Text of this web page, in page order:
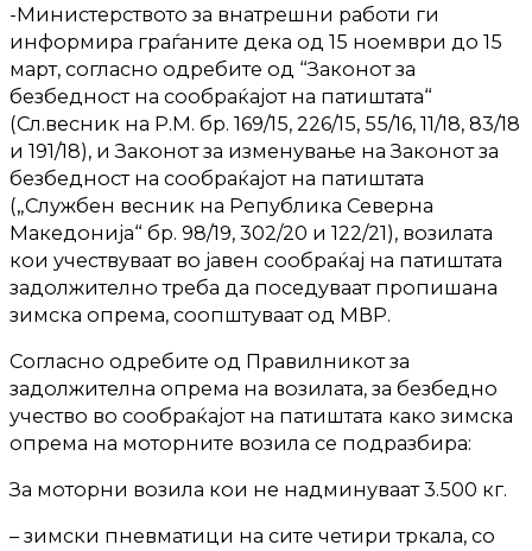
-Министерството за внатрешни работи ги
информира граѓаните дека од 15 ноември до 15
март, согласно одребите од “Законот за
безбедност на сообраќајот на патиштата“
(Сл.весник на Р.М. бр. 169/15, 226/15, 55/16, 11/18, 83/18
и 191/18), и Законот за изменување на Законот за
безбедност на сообраќајот на патиштата
(„Службен весник на Република Северна
Македонија“ бр. 98/19, 302/20 и 122/21), возилата
кои учествуваат во јавен сообраќај на патиштата
задолжително треба да поседуваат пропишана
зимска опрема, соопштуваат од МВР.
Согласно одребите од Правилникот за
задолжителна опрема на возилата, за безбедно
учество во сообраќајот на патиштатa како зимска
опрема на моторните возила се подразбира:
За моторни возила кои не надминуваат 3.500 кг.
– зимски пневматици на сите четири тркала, со